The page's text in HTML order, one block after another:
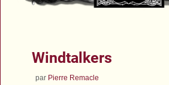
Windtalkers
par Pierre Remacle